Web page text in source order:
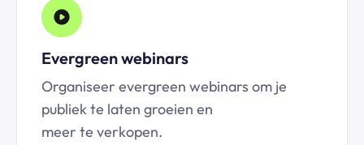
Evergreen webinars
Organiseer evergreen webinars om je
publiek te laten groeien en
meer te verkopen.